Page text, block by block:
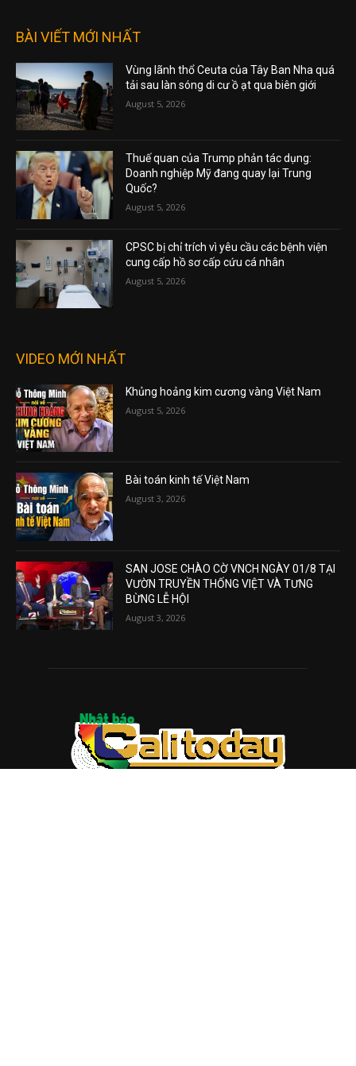
BÀI VIẾT MỚI NHẤT
Vùng lãnh thổ Ceuta của Tây Ban Nha quá
tải sau làn sóng di cư ồ ạt qua biên giới
August 5, 2026
Thuế quan của Trump phản tác dụng:
Doanh nghiệp Mỹ đang quay lại Trung
Quốc?
August 5, 2026
CPSC bị chỉ trích vì yêu cầu các bệnh viện
cung cấp hồ sơ cấp cứu cá nhân
August 5, 2026
VIDEO MỚI NHẤT
Khủng hoảng kim cương vàng Việt Nam
August 5, 2026
Bài toán kinh tế Việt Nam
August 3, 2026
SAN JOSE CHÀO CỜ VNCH NGÀY 01/8 TẠI
VƯỜN TRUYỀN THỐNG VIỆT VÀ TƯNG
BỪNG LỄ HỘI
August 3, 2026